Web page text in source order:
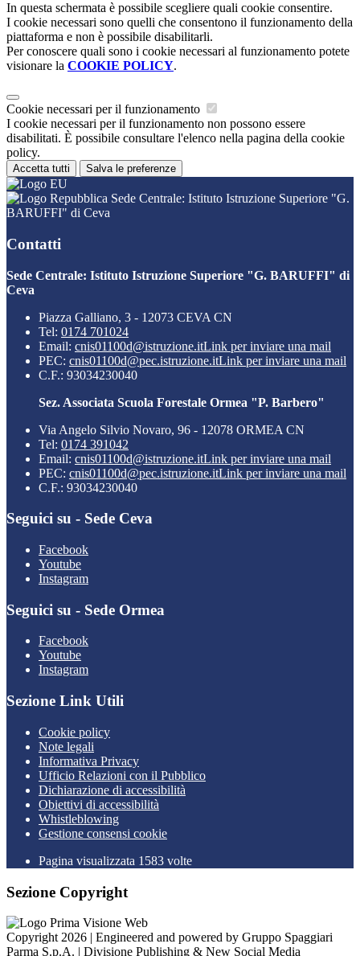
In questa schermata è possibile scegliere quali cookie consentire.
I cookie necessari sono quelli che consentono il funzionamento della
piattaforma e non è possibile disabilitarli.
Per conoscere quali sono i cookie necessari al funzionamento potete
visionare la COOKIE POLICY.
Cookie necessari per il funzionamento
I cookie necessari per il funzionamento non possono essere
disabilitati. È possibile consultare l'elenco nella pagina della cookie
policy.
Accetta tutti Salva le preferenze
Sede Centrale: Istituto Istruzione Superiore "G.
BARUFFI" di Ceva
Contatti
Sede Centrale: Istituto Istruzione Superiore "G. BARUFFI" di
Ceva
Piazza Galliano, 3 - 12073 CEVA CN
Tel: 0174 701024
Email: cnis01100d@istruzione.itLink per inviare una mail
PEC: cnis01100d@pec.istruzione.itLink per inviare una mail
C.F.: 93034230040
Sez. Associata Scuola Forestale Ormea "P. Barbero"
Via Angelo Silvio Novaro, 96 - 12078 ORMEA CN
Tel: 0174 391042
Email: cnis01100d@istruzione.itLink per inviare una mail
PEC: cnis01100d@pec.istruzione.itLink per inviare una mail
C.F.: 93034230040
Seguici su - Sede Ceva
Facebook
Youtube
Instagram
Seguici su - Sede Ormea
Facebook
Youtube
Instagram
Sezione Link Utili
Cookie policy
Note legali
Informativa Privacy
Ufficio Relazioni con il Pubblico
Dichiarazione di accessibilità
Obiettivi di accessibilità
Whistleblowing
Gestione consensi cookie
Pagina visualizzata 1583 volte
Sezione Copyright
Copyright 2026 | Engineered and powered by Gruppo Spaggiari
Parma S.p.A. | Divisione Publishing & New Social Media